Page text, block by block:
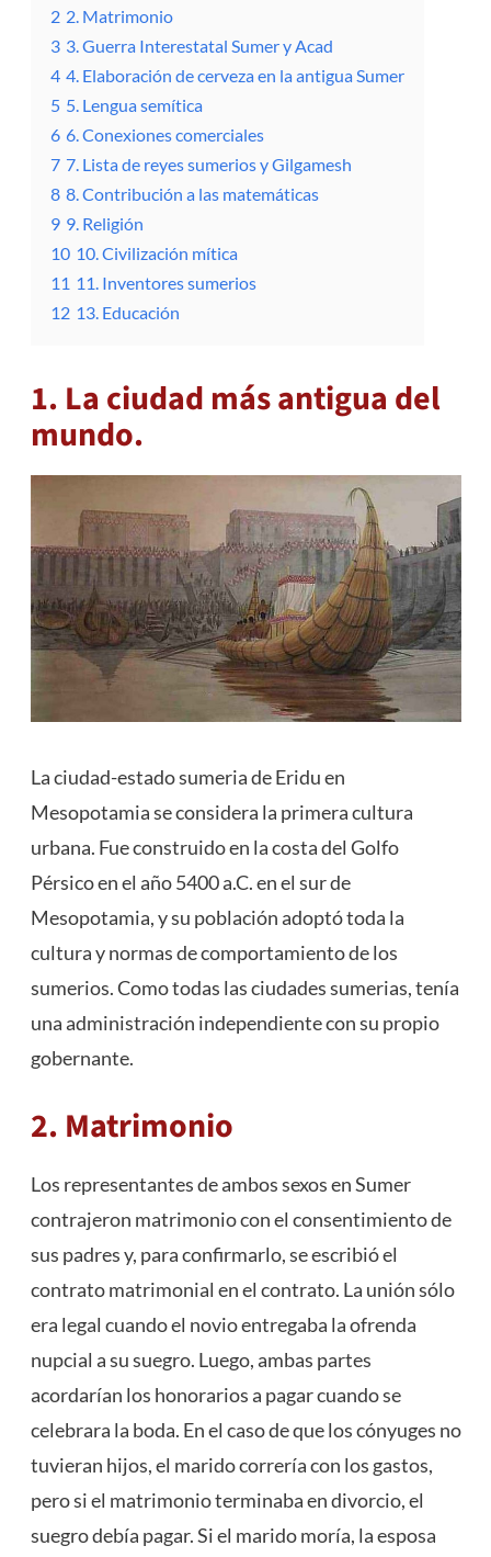
2 2. Matrimonio
3 3. Guerra Interestatal Sumer y Acad
4 4. Elaboración de cerveza en la antigua Sumer
5 5. Lengua semítica
6 6. Conexiones comerciales
7 7. Lista de reyes sumerios y Gilgamesh
8 8. Contribución a las matemáticas
9 9. Religión
10 10. Civilización mítica
11 11. Inventores sumerios
12 13. Educación
1. La ciudad más antigua del
mundo.
La ciudad-estado sumeria de Eridu en
Mesopotamia se considera la primera cultura
urbana. Fue construido en la costa del Golfo
Pérsico en el año 5400 a.C. en el sur de
Mesopotamia, y su población adoptó toda la
cultura y normas de comportamiento de los
sumerios. Como todas las ciudades sumerias, tenía
una administración independiente con su propio
gobernante.
2. Matrimonio
Los representantes de ambos sexos en Sumer
contrajeron matrimonio con el consentimiento de
sus padres y, para confirmarlo, se escribió el
contrato matrimonial en el contrato. La unión sólo
era legal cuando el novio entregaba la ofrenda
nupcial a su suegro. Luego, ambas partes
acordarían los honorarios a pagar cuando se
celebrara la boda. En el caso de que los cónyuges no
tuvieran hijos, el marido correría con los gastos,
pero si el matrimonio terminaba en divorcio, el
suegro debía pagar. Si el marido moría, la esposa